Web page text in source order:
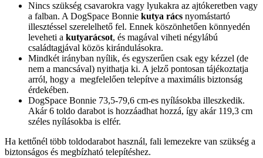
Nincs szükség csavarokra vagy lyukakra az ajtókeretben vagy
a falban. A DogSpace Bonnie kutya rács nyomástartó
illesztéssel szerelelhető fel. Ennek köszönhetően könnyedén
leveheti a kutyarácsot, és magával viheti négylábú
családtagjával közös kirándulásokra.
Mindkét irányban nyílik, és egyszerűen csak egy kézzel (de
nem a mancsával) nyithatja ki. A jelző pontosan tájékoztatja
arról, hogy a megfelelően telepítve a maximális biztonság
érdekében.
DogSpace Bonnie 73,5-79,6 cm-es nyílásokba illeszkedik.
Akár 6 toldo darabot is hozzáadhat hozzá, így akár 119,3 cm
széles nyílásokba is elfér.
Ha kettőnél több toldodarabot használ, fali lemezekre van szükség a
biztonságos és megbízható telepítéshez.